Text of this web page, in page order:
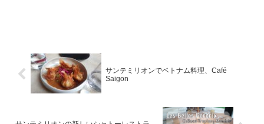
サンテミリオンでベトナム料理、Café
Saigon